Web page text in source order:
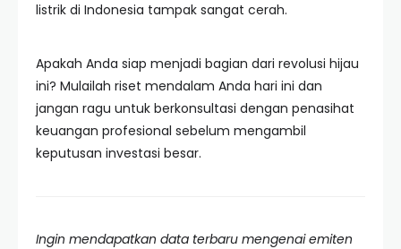
listrik di Indonesia tampak sangat cerah.
Apakah Anda siap menjadi bagian dari revolusi hijau
ini? Mulailah riset mendalam Anda hari ini dan
jangan ragu untuk berkonsultasi dengan penasihat
keuangan profesional sebelum mengambil
keputusan investasi besar.
Ingin mendapatkan data terbaru mengenai emiten